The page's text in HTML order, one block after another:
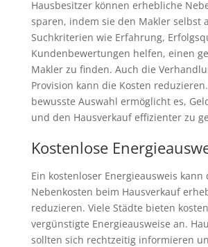
Hausbesitzer können erhebliche
sparen, indem sie den Makler selbst
Suchkriterien wie Erfahrung,
Kundenbewertungen helfen, einen
Makler zu finden. Auch die
Provision kann die Kosten
bewusste Auswahl ermöglicht es,
und den Hausverkauf effizienter zu
Kostenlose
Ein kostenloser Energieausweis kann
Nebenkosten beim Hausverkauf
reduzieren. Viele Städte bieten
vergünstigte Energieausweise an.
sollten sich rechtzeitig informieren